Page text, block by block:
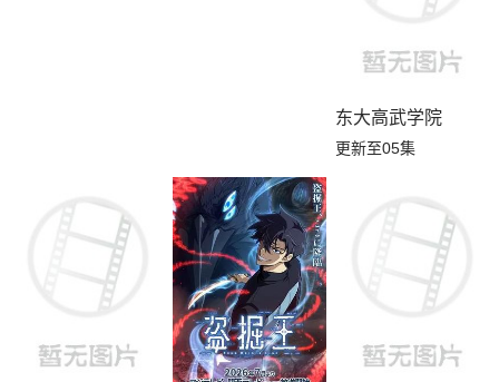
东大高武学院
更新至05集